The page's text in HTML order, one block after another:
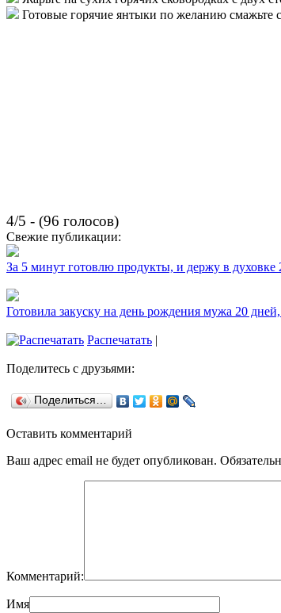
Готовые горячие янтыки по желанию смажьте
4/5 - (96 голосов)
Свежие публикации:
За 5 минут готовлю продукты, и держу в
Готовила закуску на день рождения мужа 20
Распечатать |
Поделитесь с друзьями:
Поделиться…
Оставить комментарий
Ваш адрес email не будет опубликован.
Комментарий:
Имя